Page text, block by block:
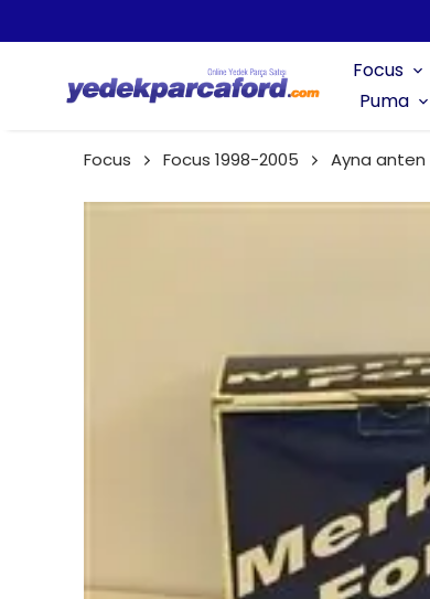
Focus
Puma
Focus Focus 1998-2005 Ayna anten